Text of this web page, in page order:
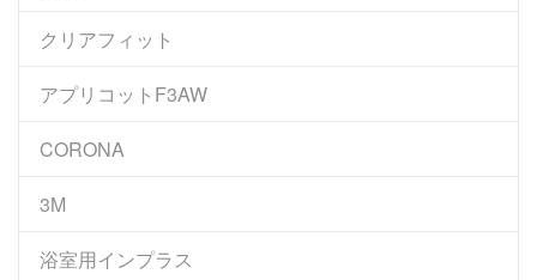
クリアフィット
アプリコットF3AW
CORONA
3M
浴室用インプラス